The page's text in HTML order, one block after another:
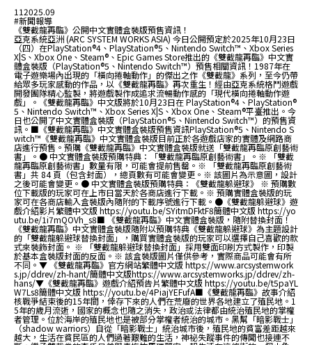
112025.09
#新聞報導
《雙截龍再臨》公開中文實體盒裝版預售資訊！
亞克系統亞洲 (ARC SYSTEM WORKS ASIA) 今日公開預定於2025年10月23日
（四）在PlayStation®4、PlayStation®5、Nintendo Switch™、Xbox Series
X|S、Xbox One、Steam®、Epic Games Store推出的《雙截龍再臨》中文實
體盒裝版（PlayStation®5、Nintendo Switch™）預售相關資訊！1987年在
電子遊樂場內出現的「橫向捲軸動作」的傑出之作《雙截龍》系列，至今仍帶
給眾多玩家感動的作品，以《雙截龍再臨》再次重生！經由亞克系統格鬥遊戲
開發團隊精心監製，將遊戲製作成追求流暢動作感的「現代橫向捲軸動作遊
戲」。《雙截龍再臨》中文版將於10月23日在 PlayStation®4、PlayStation®
5、Nintendo Switch™、Xbox Series X|S、Xbox One、Steam®平臺推出。今
日也公開了中文實體盒裝版（PlayStation®5、Nintendo Switch™）的預售資
訊。■《雙截龍再臨》中文實體盒裝版預售資訊PlayStation®5、Nintendo S
witch™《雙截龍再臨》中文實體盒裝版目前正於各遊戲店家的實體及網路商
店進行預售。預購《雙截龍再臨》中文實體盒裝版就送「雙截龍再臨原創藝術
書」。● 中文實體盒裝版預購特典：「雙截龍再臨原創藝術書」。※ 「雙截
龍再臨原創藝術書」數量有限，可能會提前售罄。※ 「雙截龍再臨原創藝術
書」共 84 頁（包含封面），總頁數有可能會變更。※ 該圖片為示意圖，設計
之後可能會變更。● 中文實體盒裝版預購特典：《雙截龍躲避球》 ※ 預購數
位下載版的玩家可在上市日當天於各商店進行下載。※ 預購實體盒裝版的玩
家可在各商店輸入盒裝版內隨附的下載序號進行下載。●《雙截龍躲避球》遊
戲介紹影片繁體中文版 https://youtu.be/SYitmDFktF8簡體中文版 https://yo
utu.be/1i7mQOVh_s8■ 《雙截龍再臨》中文實體盒裝版，隨附替換封面！
《雙截龍再臨》中文實體盒裝版隨附以預購特典《雙截龍躲避球》為主題設計
的「雙截龍躲避球替換封面」，購買實體盒裝版的玩家可以選擇自己喜歡的款
式來裝飾封面。 ※ 「雙截龍躲避球替換封面」採用雙面印刷方式製作，印製
於基本盒裝版封面的反面。※ 該盒裝版圖片僅供參考，實際商品可能會有所
不同。▼ 《雙截龍再臨》官方網站繁體中文版 https://www.arcsystemwork
s.jp/ddrev/zh-hant/簡體中文版https://www.arcsystemworks.jp/ddrev/zh-
hans/▼《雙截龍再臨》遊戲介紹預告片繁體中文版 https://youtu.be/t5paYL
W7Ls8簡體中文版 https://youtu.be/4PiajYEFufA■《雙截龍再臨》故事介紹
核戰爭結束後的15年間，倖存下來的人們在荒廢的世界各地建立了殖民地。1
5年的歲月流逝，國家的概念也隨之消失，政治或法律都由統治殖民地的掌權
者管理。位於海岸的殖民地也是被部分掌權者統治的城市。黑幫「暗影戰士」
（shadow warriors）自從「暗影戰士」統治城市後，殖民地的貧富差距越來
越大，生活在貧民區的人們過著艱難的生活，神祕失蹤事件的傳聞也接連不